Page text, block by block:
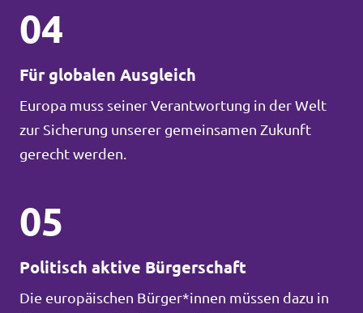
04
Für globalen Ausgleich
Europa muss seiner Verantwortung in der Welt
zur Sicherung unserer gemeinsamen Zukunft
gerecht werden.
05
Politisch aktive Bürgerschaft
Die europäischen Bürger*innen müssen dazu in